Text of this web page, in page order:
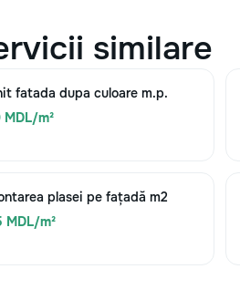
similare
fatada dupa culoare m.p.
MDL/m²
plasei pe fațadă m2
MDL/m²